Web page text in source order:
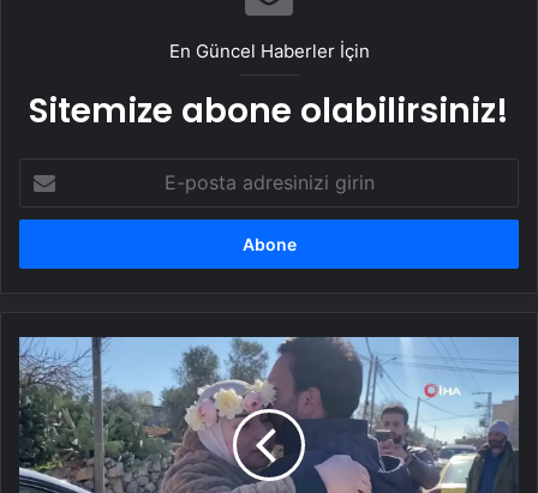
En Güncel Haberler İçin
Sitemize abone olabilirsiniz!
posta
adresinizi
Cenin
Amro
Ailesine
Kavuştu